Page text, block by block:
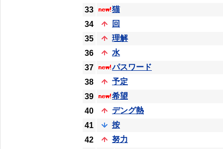
33
猫
34
回
35
理解
36
水
37
パスワード
38
予定
39
希望
40
デング熱
41
按
42
努力